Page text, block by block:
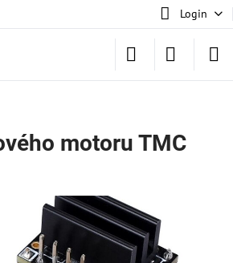
Login
motoru TMC